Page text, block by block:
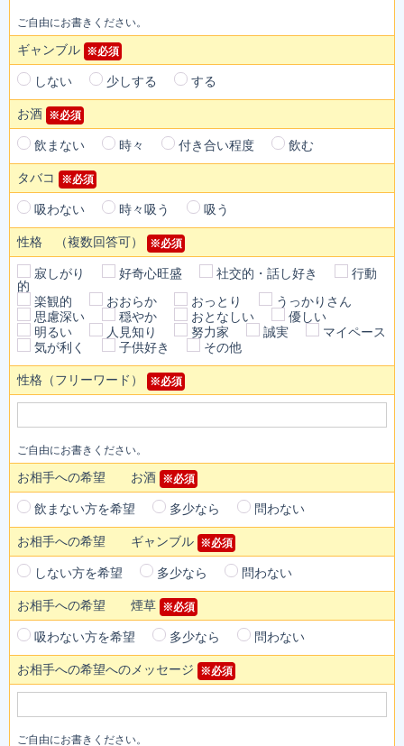
ご自由にお書きください。
ギャンブル ※必須
しない 少しする する
お酒 ※必須
飲まない 時々 付き合い程度 飲む
タバコ ※必須
吸わない 時々吸う 吸う
性格 （複数回答可） ※必須
寂しがり 好奇心旺盛 社交的・話し好き
行動
的
楽観的
おおらか おっとり
うっかりさん
思慮深い
穏やか おとなしい
優しい
明るい
人見知り 努力家 誠実
マイペース
気が利く
子供好き その他
性格（フリーワード） ※必須
ご自由にお書きください。
お相手への希望 お酒 ※必須
飲まない方を希望 多少なら 問わない
お相手への希望 ギャンブル ※必須
しない方を希望 多少なら 問わない
お相手への希望 煙草 ※必須
吸わない方を希望 多少なら 問わない
お相手への希望へのメッセージ ※必須
ご自由にお書きください。